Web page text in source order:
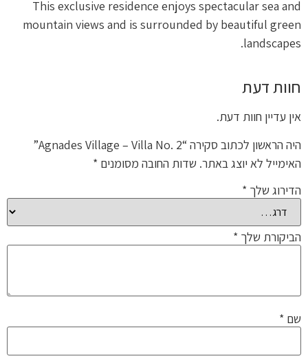
This exclusive residence enjoys spectacular sea and
mountain views and is surrounded by beautiful green
landscapes.
חוות דעת
אין עדיין חוות דעת.
היה הראשון לכתוב סקירה “Agnades Village – Villa No. 2”
האימייל לא יוצג באתר. שדות החובה מסומנים *
הדירוג שלך *
הביקורת שלך *
שם *